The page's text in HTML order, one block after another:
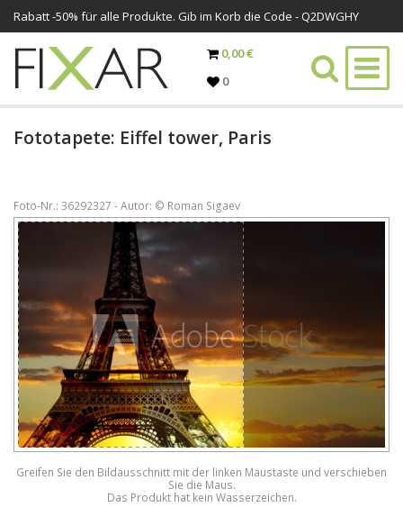
Rabatt -50% für alle Produkte. Gib im Korb die Code - Q2DWGHY
0,00 €
0
Fototapete: Eiffel tower, Paris
Foto-Nr.: 36292327 - Autor: © Roman Sigaev
Greifen Sie den Bildausschnitt mit der linken Maustaste und verschieben
Sie die Maus.
Das Produkt hat kein Wasserzeichen.